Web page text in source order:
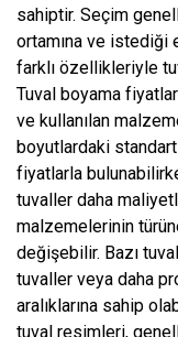
sahiptir. Seçim
ortamına ve istediği
farklı özellikleriyle
Tuval boyama
ve kullanılan
boyutlardaki
fiyatlarla
tuvaller daha
malzemelerinin
değişebilir. Bazı
tuvaller veya daha
aralıklarına sahip
tuval resimleri,